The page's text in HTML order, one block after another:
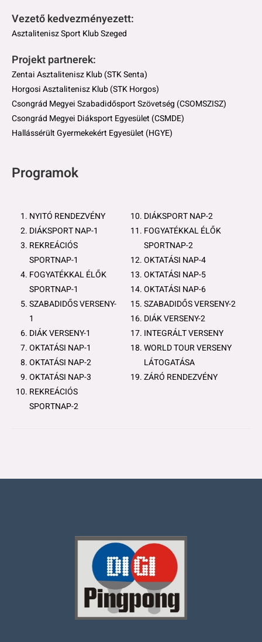
Vezető kedvezményezett:
Asztalitenisz Sport Klub Szeged
Projekt partnerek:
Zentai Asztalitenisz Klub (STK Senta)
Horgosi Asztalitenisz Klub (STK Horgos)
Csongrád Megyei Szabadidősport Szövetség (CSOMSZISZ)
Csongrád Megyei Diáksport Egyesület (CSMDE)
Hallássérült Gyermekekért Egyesület (HGYE)
Programok
NYITÓ RENDEZVÉNY
DIÁKSPORT NAP-1
REKREÁCIÓS
SPORTNAP-1
FOGYATÉKKAL ÉLŐK
SPORTNAP-1
SZABADIDŐS VERSENY-
1
DIÁK VERSENY-1
OKTATÁSI NAP-1
OKTATÁSI NAP-2
OKTATÁSI NAP-3
REKREÁCIÓS
SPORTNAP-2
DIÁKSPORT NAP-2
FOGYATÉKKAL ÉLŐK
SPORTNAP-2
OKTATÁSI NAP-4
OKTATÁSI NAP-5
OKTATÁSI NAP-6
SZABADIDŐS VERSENY-2
DIÁK VERSENY-2
INTEGRÁLT VERSENY
WORLD TOUR VERSENY
LÁTOGATÁSA
ZÁRÓ RENDEZVÉNY